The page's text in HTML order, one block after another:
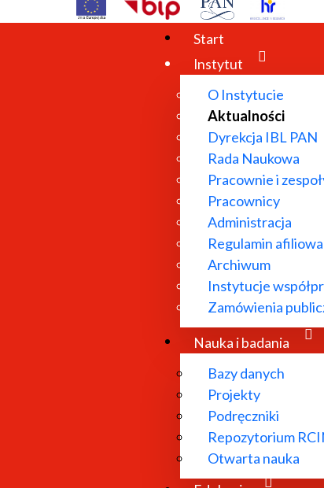
Start
Instytut
O Instytucie
Aktualności
Dyrekcja IBL PAN
Rada Naukowa
Pracownie i
Pracownicy
Administracja
Regulamin
Archiwum
Instytucje
Zamówienia
Nauka i badania
Bazy danych
Projekty
Podręczniki
Repozytorium
Otwarta nauka
PRACOWNIKA NAUKOWEGO W
Nauk (IBL PAN) ogłasza otwarty konkurs